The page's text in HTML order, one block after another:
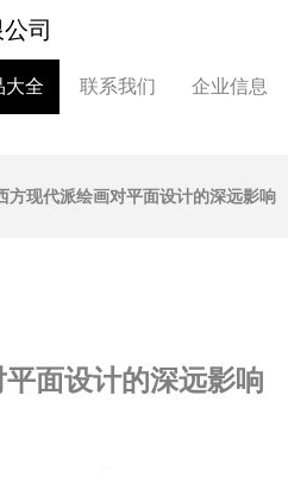
司
大全 联系我们 企业信息
方现代派绘画对平面设计的深远影响
面设计的深远影响